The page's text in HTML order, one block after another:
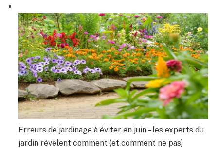
Erreurs de jardinage à éviter en juin – les experts du
jardin révèlent comment (et comment ne pas)